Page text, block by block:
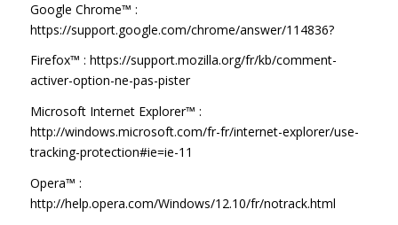
Google Chrome™ :
https://support.google.com/chrome/answer/114836?
Firefox™ : https://support.mozilla.org/fr/kb/comment-
activer-option-ne-pas-pister
Microsoft Internet Explorer™ :
http://windows.microsoft.com/fr-fr/internet-explorer/use-
tracking-protection#ie=ie-11
Opera™ :
http://help.opera.com/Windows/12.10/fr/notrack.html